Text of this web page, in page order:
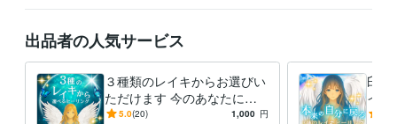
医療・介護 / 看護師 経験年数 : 15年
得意分野
占い レイキヒーリング
占い エンジェルカードリーディング
出品者の人気サービス
３種類のレイキからお選びい
ただけます 今のあなたにぴ
ったりの癒しをお届けします
5.0(20) 1,000 円
臼井
イキ
アル